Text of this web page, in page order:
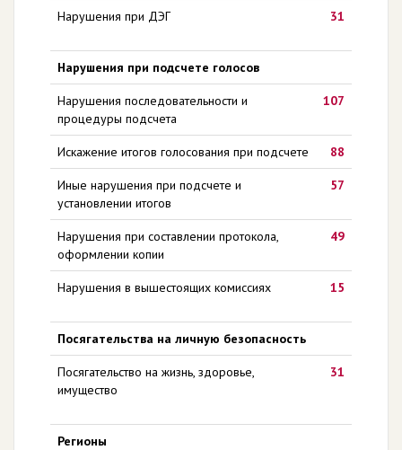
Нарушения при ДЭГ 31
Нарушения при подсчете голосов
Нарушения последовательности и
процедуры подсчета
107
Искажение итогов голосования при подсчете 88
Иные нарушения при подсчете и
установлении итогов
57
Нарушения при составлении протокола,
оформлении копии
49
Нарушения в вышестоящих комиссиях 15
Посягательства на личную безопасность
Посягательство на жизнь, здоровье,
имущество
31
Регионы